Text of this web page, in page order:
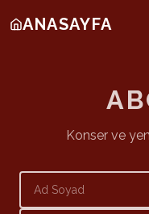
ANASAYFA
Konser ve